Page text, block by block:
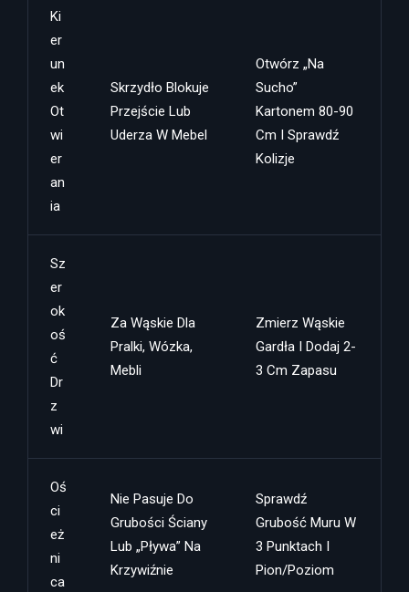
Ki
Er
Un
Ek
Ot
Wi
Er
An
Ia
Skrzydło Blokuje
Przejście Lub
Uderza W Mebel
Otwórz „na
Sucho”
Kartonem 80-90
Cm I Sprawdź
Kolizje
Sz
Er
Ok
Oś
Ć
Dr
Z
Wi
Za Wąskie Dla
Pralki, Wózka,
Mebli
Zmierz Wąskie
Gardła I Dodaj 2-
3 Cm Zapasu
Oś
Ci
Eż
Ni
Ca
Nie Pasuje Do
Grubości Ściany
Lub „pływa” Na
Krzywiźnie
Sprawdź
Grubość Muru W
3 Punktach I
Pion/poziom